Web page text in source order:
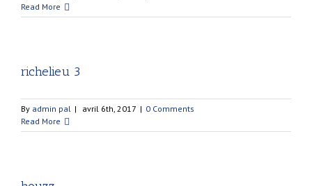
Read More
richelieu 3
By admin pal | avril 6th, 2017 | 0 Comments
Read More